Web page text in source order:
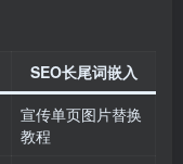
SEO长尾词嵌入
宣传单页图片替换
教程